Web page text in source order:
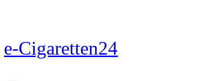
e-Cigaretten24